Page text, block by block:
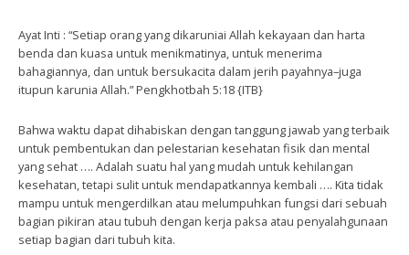
Ayat Inti : “Setiap orang yang dikaruniai Allah kekayaan dan harta
benda dan kuasa untuk menikmatinya, untuk menerima
bahagiannya, dan untuk bersukacita dalam jerih payahnya–juga
itupun karunia Allah.” Pengkhotbah 5:18 {ITB}
Bahwa waktu dapat dihabiskan dengan tanggung jawab yang terbaik
untuk pembentukan dan pelestarian kesehatan fisik dan mental
yang sehat …. Adalah suatu hal yang mudah untuk kehilangan
kesehatan, tetapi sulit untuk mendapatkannya kembali …. Kita tidak
mampu untuk mengerdilkan atau melumpuhkan fungsi dari sebuah
bagian pikiran atau tubuh dengan kerja paksa atau penyalahgunaan
setiap bagian dari tubuh kita.